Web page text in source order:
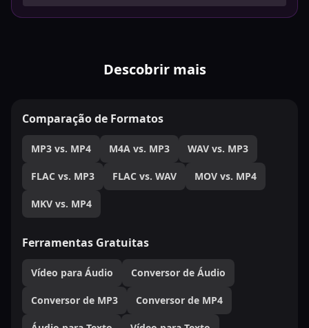
Descobrir mais
Comparação de Formatos
MP3 vs. MP4 M4A vs. MP3 WAV vs. MP3
FLAC vs. MP3 FLAC vs. WAV MOV vs. MP4
MKV vs. MP4
Ferramentas Gratuitas
Vídeo para Áudio Conversor de Áudio
Conversor de MP3 Conversor de MP4